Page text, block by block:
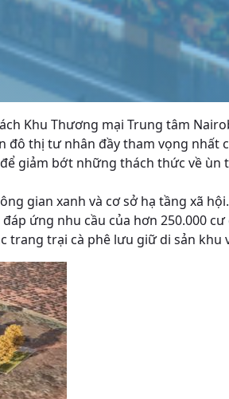
Khu Thương mại Trung tâm
thị tư nhân đầy tham vọng nhất
giảm bớt những thách thức về
gian xanh và cơ sở hạ tầng xã
ứng nhu cầu của hơn 250.000
trang trại cà phê lưu giữ di sản khu